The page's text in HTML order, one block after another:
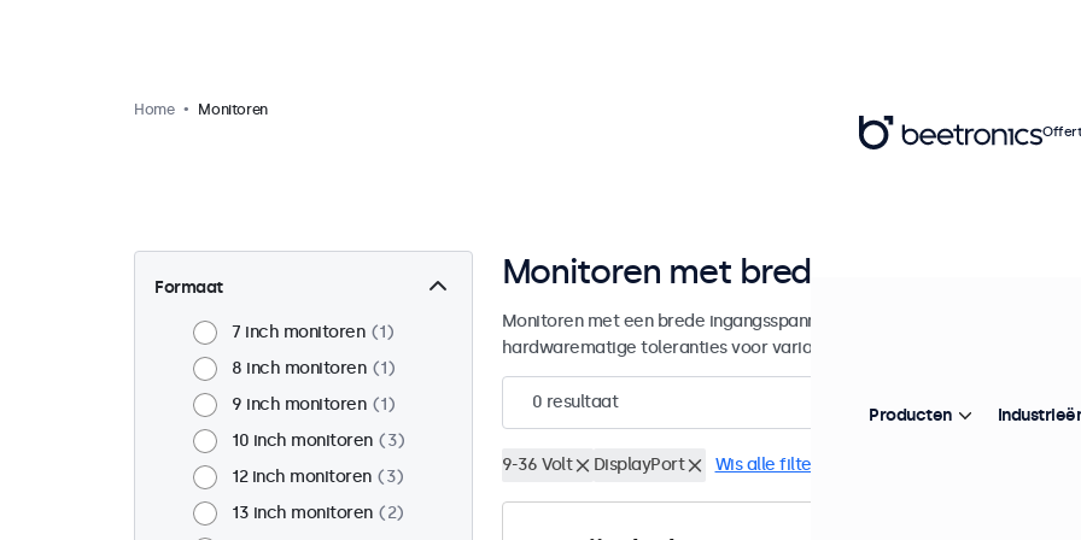
Home Monitoren
Formaat
7 inch monitoren
1
8 inch monitoren
1
9 inch monitoren
1
10 inch monitoren
3
12 inch monitoren
3
13 inch monitoren
2
Monitoren met brede DC-
Monitoren met een brede ingangsspanning voor professionele
hardwarematige toleranties voor variabele of accugebaseerde
0 resultaat
9-36 Volt DisplayPort Wis alle filters
Producten